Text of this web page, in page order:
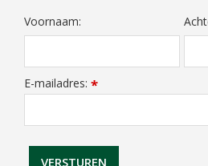
Voornaam:
E-mailadres: *